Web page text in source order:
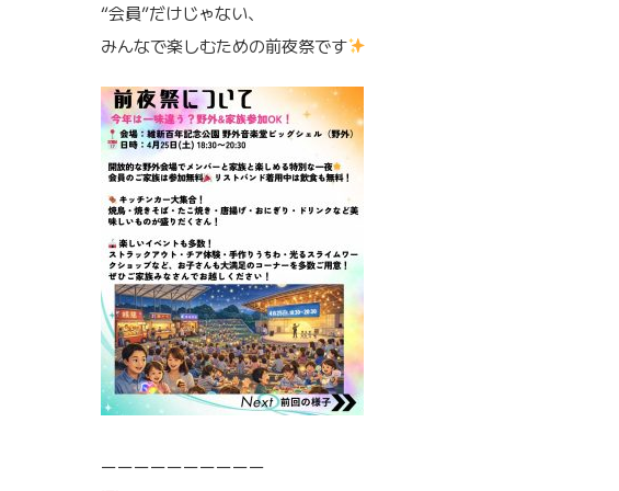
“会員”だけじゃない、
みんなで楽しむための前夜祭です
ーーーーーーーーーー